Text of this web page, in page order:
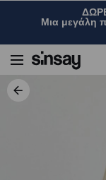
Μια μεγάλη